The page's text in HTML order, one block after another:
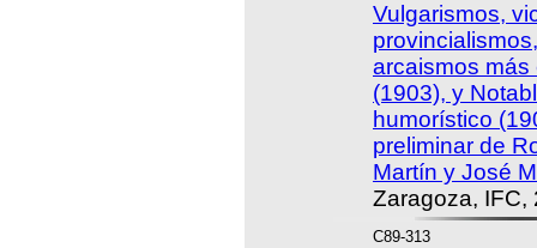
Vulgarismos,
arcaismos
(1903), y
humorístico
preliminar de
Martín y José
Zaragoza, IFC,
C89-313